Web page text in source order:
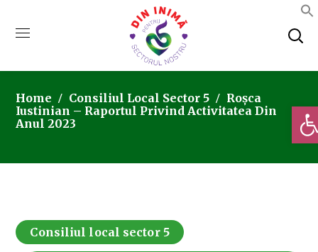
Home Consiliul Local Sector 5
Roșca
Iustinian – Raportul Privind Activitatea Din
Anul 2023
Consiliul local sector 5